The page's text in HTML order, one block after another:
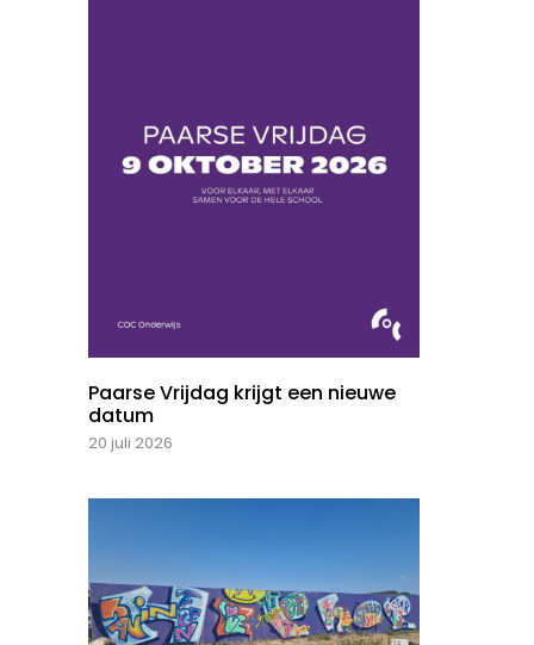
Paarse Vrijdag krijgt een nieuwe
datum
20 juli 2026